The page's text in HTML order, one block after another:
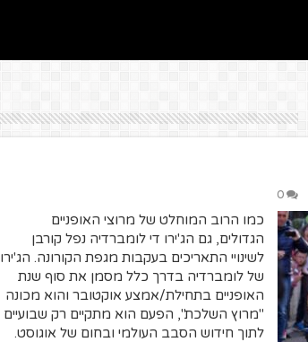
0
כמו הרוב המוחלט של מרוצי האופניים
הגדולים, גם הג'ירו די לומברדיה נפל קורבן
לשינויי התאריכים בעקבות מגפת הקורונה. הג'ירו
של לומברדיה בדרך כלל מסמן את סוף שנת
האופניים בתחילת/אמצע אוקטובר והוא מכונה
"מרוץ השלכת", הפעם הוא מתקיים רק שבועיים
לתוך חידוש הסבב העולמי ובחום של אוגוסט.